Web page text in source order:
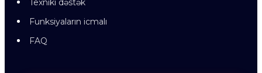
Texniki dəstək
Funksiyaların icmalı
FAQ